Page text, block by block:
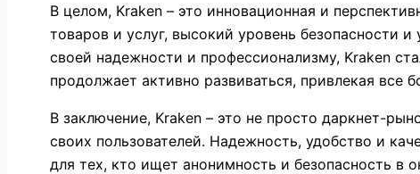
В целом, Kraken – это инновационная и
товаров и услуг, высокий уровень безопасности
своей надежности и профессионализму, Kraken
продолжает активно развиваться, привлекая все
В заключение, Kraken – это не просто даркнет-
своих пользователей. Надежность, удобство и
для тех, кто ищет анонимность и безопасность в